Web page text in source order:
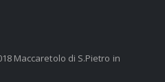
Maccaretolo di S.Pietro in